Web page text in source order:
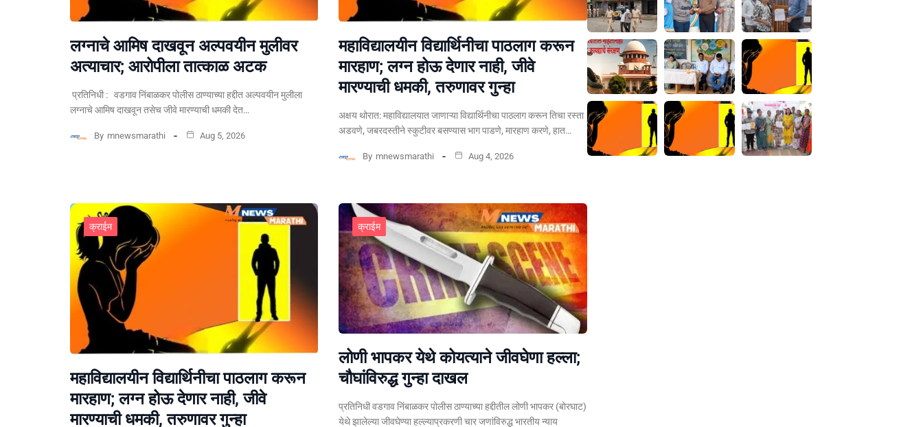
लग्नाचे आमिष दाखवून अल्पवयीन मुलीवर
अत्याचार; आरोपीला तात्काळ अटक
प्रतिनिधी : वडगाव निंबाळकर पोलीस ठाण्याच्या हद्दीत अल्पवयीन मुलीला
लग्नाचे आमिष दाखवून तसेच जीवे मारण्याची धमकी देत…
By mnewsmarathi Aug 5, 2026
महाविद्यालयीन विद्यार्थिनीचा पाठलाग करून
मारहाण; लग्न होऊ देणार नाही, जीवे
मारण्याची धमकी, तरुणावर गुन्हा
अक्षय थोरात: महाविद्यालयात जाणाऱ्या विद्यार्थिनीचा पाठलाग करून तिचा रस्ता
अडवणे, जबरदस्तीने स्कुटीवर बसण्यास भाग पाडणे, मारहाण करणे, हात…
By mnewsmarathi Aug 4, 2026
क्राईम
महाविद्यालयीन विद्यार्थिनीचा पाठलाग करून
मारहाण; लग्न होऊ देणार नाही, जीवे
मारण्याची धमकी, तरुणावर गुन्हा
क्राईम
लोणी भापकर येथे कोयत्याने जीवघेणा हल्ला;
चौघांविरुद्ध गुन्हा दाखल
प्रतिनिधी वडगाव निंबाळकर पोलीस ठाण्याच्या हद्दीतील लोणी भापकर (बोरघाट)
येथे झालेल्या जीवघेण्या हल्ल्याप्रकरणी चार जणांविरुद्ध भारतीय न्याय